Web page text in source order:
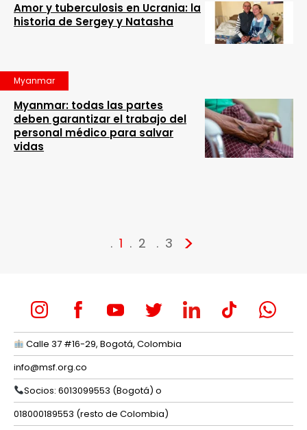
Amor y tuberculosis en Ucrania: la
historia de Sergey y Natasha
Myanmar
Myanmar: todas las partes
deben garantizar el trabajo del
personal médico para salvar
vidas
1 2 3 >
Calle 37 #16-29, Bogotá, Colombia
info@msf.org.co
Socios: 6013099553 (Bogotá) o
018000189553 (resto de Colombia)